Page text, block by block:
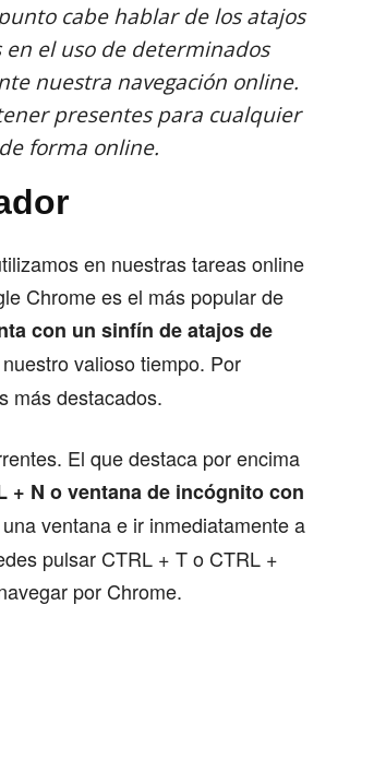
cabe hablar de los atajos
en el uso de determinados
nuestra navegación online.
presentes para cualquier
forma online.
en nuestras tareas online
Chrome es el más popular de
con un sinfín de atajos de
valioso tiempo. Por
más destacados.
El que destaca por encima
+ N o ventana de incógnito con
ventana e ir inmediatamente a
pulsar CTRL + T o CTRL +
por Chrome.